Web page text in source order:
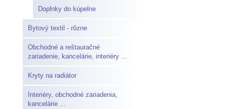
Doplnky do kúpelne
Bytový textil - rôzne
Obchodné a reštauračné
zariadenie, kancelárie, interiéry ...
Kryty na radiátor
Interiéry, obchodné zariadenia,
kancelárie ...